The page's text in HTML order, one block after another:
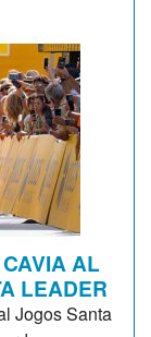
AL
LEADER
Jogos Santa